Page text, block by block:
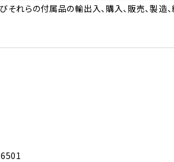
れらの付属品の輸出入、購入、販売、製造